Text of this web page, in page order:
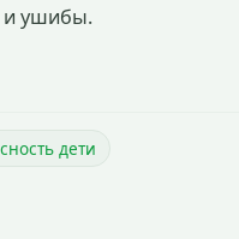
и ушибы.
дети